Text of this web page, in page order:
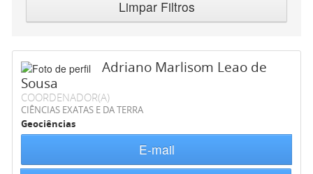
Limpar Filtros
Adriano Marlisom Leao de
Sousa
COORDENADOR(A)
CIÊNCIAS EXATAS E DA TERRA
Geociências
E-mail